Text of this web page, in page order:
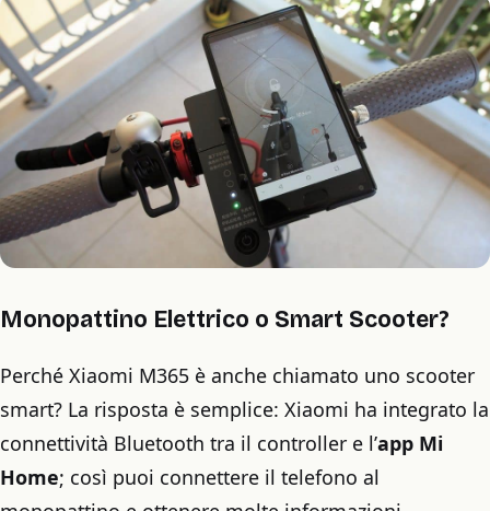
Monopattino Elettrico o Smart Scooter?
Perché Xiaomi M365 è anche chiamato uno scooter
smart? La risposta è semplice: Xiaomi ha integrato la
connettività Bluetooth tra il controller e l’app Mi
Home; così puoi connettere il telefono al